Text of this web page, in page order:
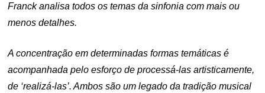
Franck analisa todos os temas da sinfonia com mais ou
menos detalhes.
A concentração em determinadas formas temáticas é
acompanhada pelo esforço de processá-las artisticamente,
de ‘realizá-las’. Ambos são um legado da tradição musical